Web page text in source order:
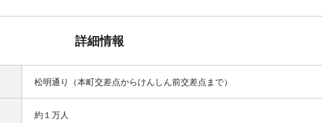
詳細情報
松明通り（本町交差点からけんしん前交差点まで）
約１万人